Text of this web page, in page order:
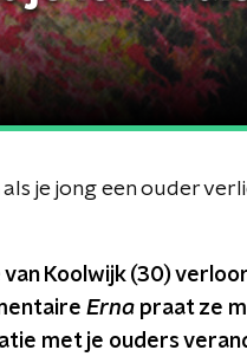
je jong een ouder
van Koolwijk (30)
Erna praat ze
met je ouders